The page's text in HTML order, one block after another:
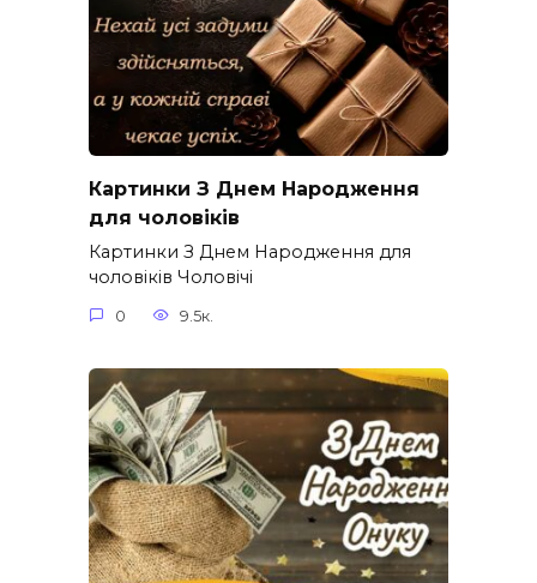
Картинки З Днем Народження
для чоловіків​
Картинки З Днем Народження для
чоловіків​ Чоловічі
0 9.5к.